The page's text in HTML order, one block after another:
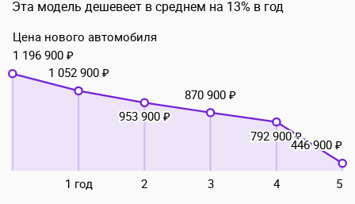
Эта модель дешевеет в среднем на 13% в год
1 год 2 3 4 5
Цена нового автомобиля
1 196 900 ₽
1 052 900 ₽
953 900 ₽
870 900 ₽
792 900 ₽
446 900 ₽